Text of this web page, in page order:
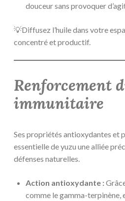
douceur sans provoquer
💡Diffusez l’huile dans votre
concentré et productif.
Renforcement
immunitaire
Ses propriétés antioxydantes et
essentielle de yuzu une alliée
défenses naturelles.
Action antioxydante :
comme le gamma-terpinène,